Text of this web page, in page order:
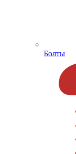
Болты